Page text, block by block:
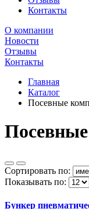
Контакты
О компании
Новости
Отзывы
Контакты
Главная
Каталог
Посевные
Сортировать по:
Показывать по:
Бункер